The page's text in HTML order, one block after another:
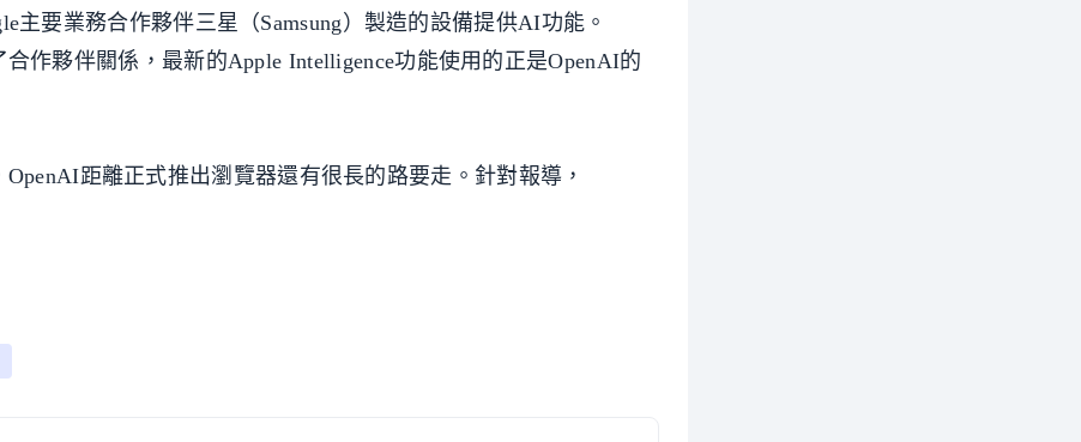
主要業務合作夥伴三星（Samsung）製造的設備提供AI功能。
作夥伴關係，最新的Apple Intelligence功能使用的正是OpenAI的
距離正式推出瀏覽器還有很長的路要走。針對報導，